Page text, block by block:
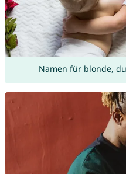
Namen für blonde,